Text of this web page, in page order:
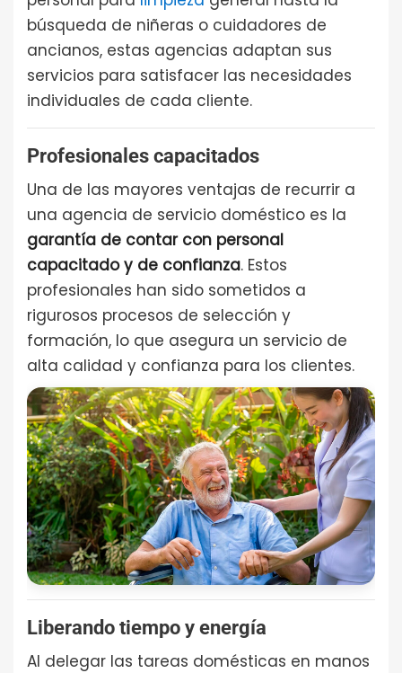
búsqueda de niñeras o cuidadores de
ancianos, estas agencias adaptan sus
servicios para satisfacer las necesidades
individuales de cada cliente.
Profesionales capacitados
Una de las mayores ventajas de recurrir a
una agencia de servicio doméstico es la
garantía de contar con personal
capacitado y de confianza. Estos
profesionales han sido sometidos a
rigurosos procesos de selección y
formación, lo que asegura un servicio de
alta calidad y confianza para los clientes.
Liberando tiempo y energía
Al delegar las tareas domésticas en manos